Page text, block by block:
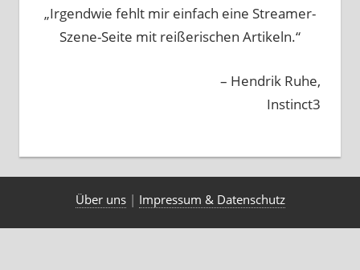
„Irgendwie fehlt mir einfach eine Streamer-
Szene-Seite mit reißerischen Artikeln.“
– Hendrik Ruhe,
Instinct3
Über uns| Impressum & Datenschutz